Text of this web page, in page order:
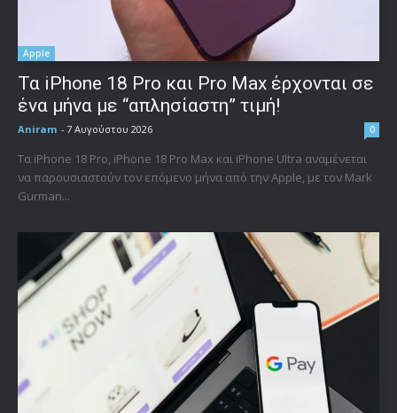
Apple
Τα iPhone 18 Pro και Pro Max έρχονται σε
ένα μήνα με “απλησίαστη” τιμή!
Aniram - 7 Αυγούστου 2026 0
Τα iPhone 18 Pro, iPhone 18 Pro Max και iPhone Ultra αναμένεται
να παρουσιαστούν τον επόμενο μήνα από την Apple, με τον Mark
Gurman...